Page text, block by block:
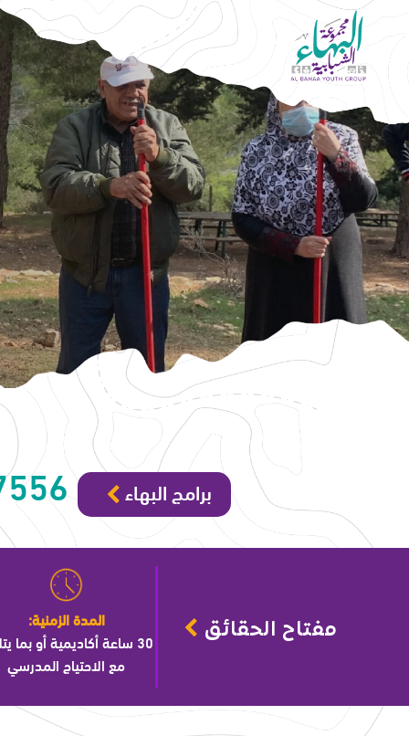
برامج البهاء
مفتاح الحقائق
المدة الزمنية:
30 ساعة أكاديمية أو بما
مع الاحتياج المدرسي